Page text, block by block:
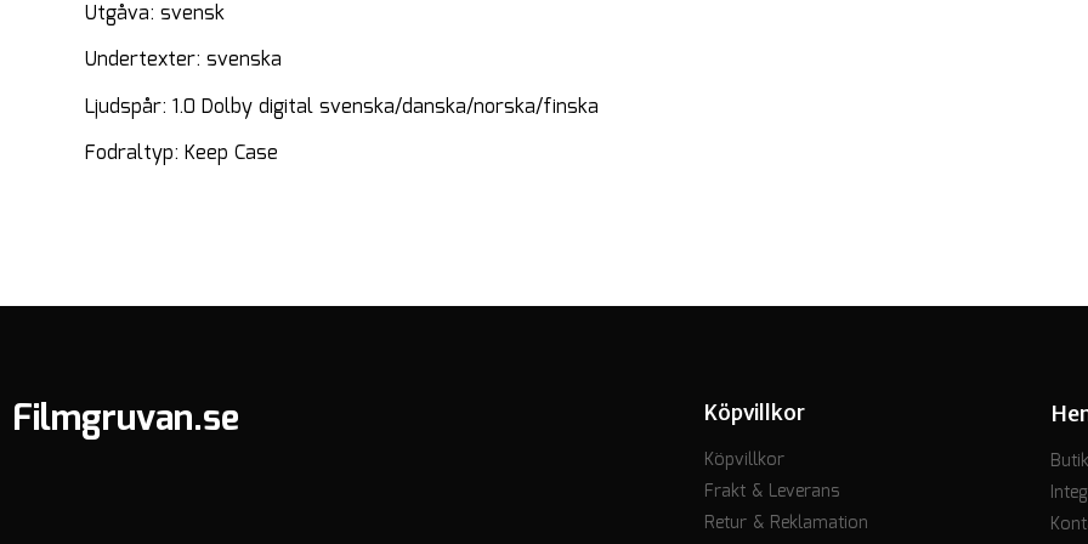
Utgåva: svensk
Undertexter: svenska
Ljudspår: 1.0 Dolby digital svenska/danska/norska/finska
Fodraltyp: Keep Case
Filmgruvan.se
Köpvillkor
Köpvillkor
Frakt & Leverans
Retur & Reklamation
Butik